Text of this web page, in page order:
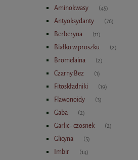
Aminokwasy (45)
Antyoksydanty (76)
Berberyna (11)
Białko w proszku (2)
Bromelaina (2)
Czarny Bez (1)
Fitoskładniki (19)
Flawonoidy (3)
Gaba (2)
Garlic - czosnek (2)
Glicyna (5)
Imbir (14)